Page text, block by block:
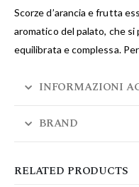
Scorze d’arancia e frutta
aromatico del palato, che si
equilibrata e complessa.
INFORMAZIONI
BRAND
RELATED PRODUCTS